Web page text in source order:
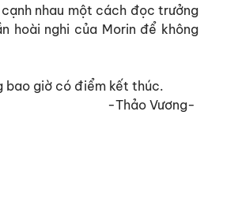
nhau một cách đọc trưởng
hoài nghi của Morin để không
bao giờ có điểm kết thúc.
-Thảo Vương-